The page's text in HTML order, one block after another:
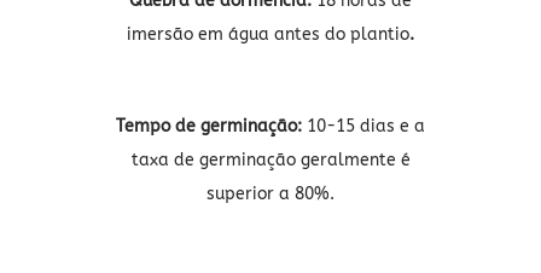
imersão em água antes do plantio.
Tempo de germinação: 10-15 dias e a
taxa de germinação geralmente é
superior a 80%.